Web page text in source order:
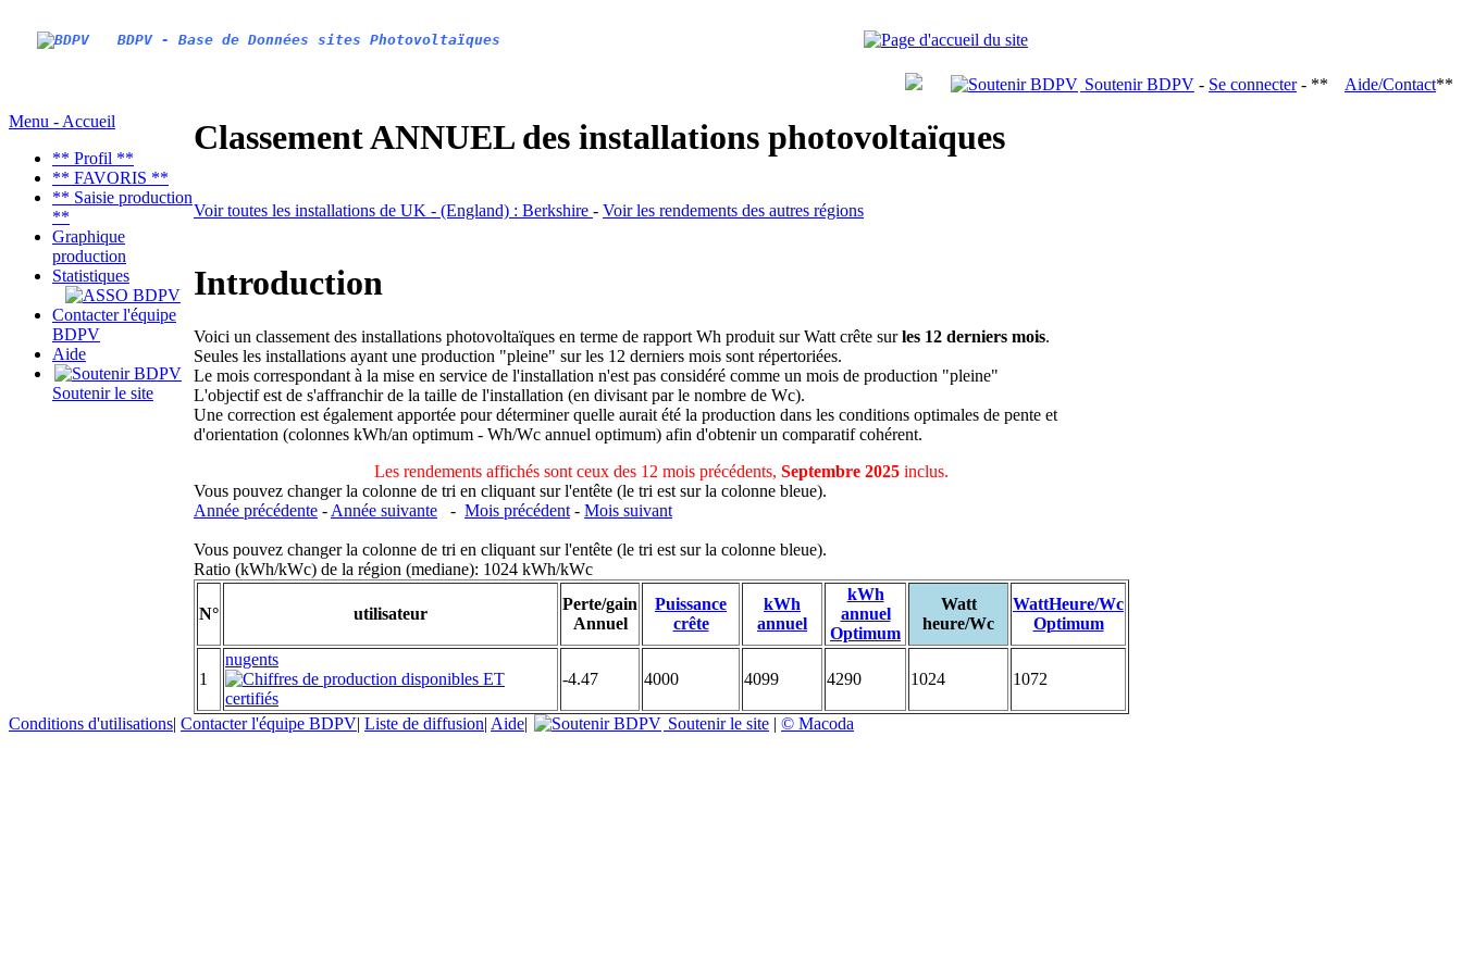
BDPV - Base de Données sites Photovoltaïques
Soutenir BDPV - Se connecter- ** Aide/Contact**
Menu - Accueil
** Profil **
** FAVORIS **
** Saisie production
**
Graphique
production
Statistiques
Contacter l'équipe
BDPV
Aide
Soutenir le site
Classement ANNUEL des installations photovoltaïques
Voir toutes les installations de UK - (England) : Berkshire - Voir les rendements des autres régions
Introduction
Voici un classement des installations photovoltaïques en terme de rapport Wh produit sur Watt crête surles 12 derniers mois.
Seules les installations ayant une production "pleine" sur les 12 derniers mois sont répertoriées.
Le mois correspondant à la mise en service de l'installation n'est pas considéré comme un mois de production "pleine"
L'objectif est de s'affranchir de la taille de l'installation (en divisant par le nombre de Wc).
Une correction est également apportée pour déterminer quelle aurait été la production dans les conditions optimales de pente et
d'orientation (colonnes kWh/an optimum - Wh/Wc annuel optimum) afin d'obtenir un comparatif cohérent.
Les rendements affichés sont ceux des 12 mois précédents, Septembre 2025 inclus.
Vous pouvez changer la colonne de tri en cliquant sur l'entête (le tri est sur la colonne bleue).
Année précédente - Année suivante - Mois précédent - Mois suivant
Vous pouvez changer la colonne de tri en cliquant sur l'entête (le tri est sur la colonne bleue).
Ratio (kWh/kWc) de la région (mediane): 1024 kWh/kWc
N° utilisateur
Perte/gain
Annuel
Puissance
crête
kWh
annuel
kWh
annuel
Optimum
Watt
heure/Wc
WattHeure/Wc
Optimum
1
nugents
-4.47
4000 4099 4290 1024 1072
Conditions d'utilisations| Contacter l'équipe BDPV| Liste de diffusion| Aide| Soutenir le site | © Macoda